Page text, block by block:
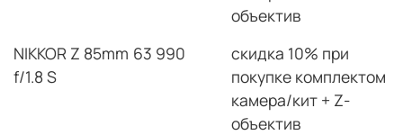
объектив
NIKKOR Z 85mm
f/1.8 S
63 990
скидка 10% при
покупке комплектом
камера/кит + Z-
объектив